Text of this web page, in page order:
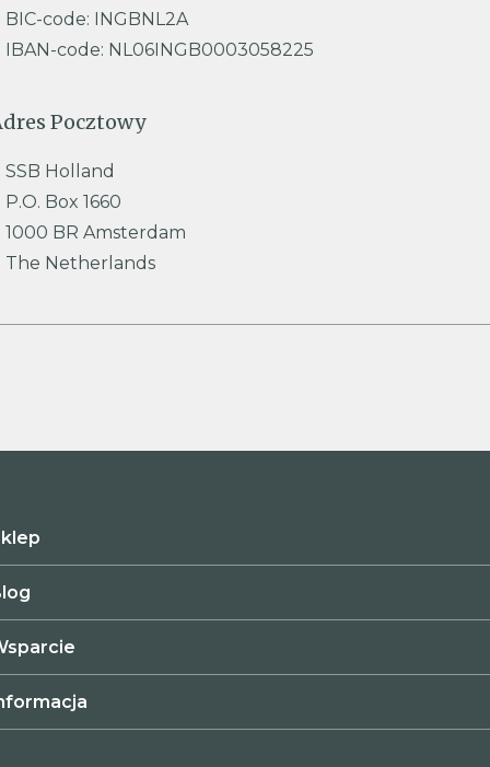
BIC-code: INGBNL2A
IBAN-code: NL06INGB0003058225
Pocztowy
SSB Holland
P.O. Box 1660
1000 BR Amsterdam
The Netherlands